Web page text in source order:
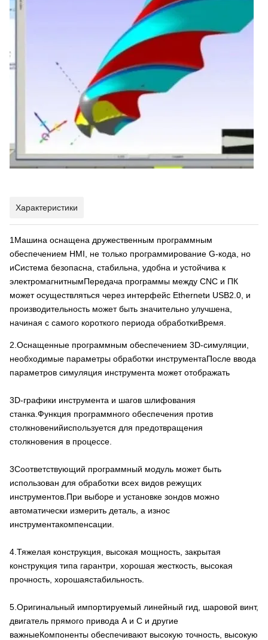
Характеристики
1Машина оснащена дружественным программным
обеспечением HMI, не только программирование G-кода, но
иСистема безопасна, стабильна, удобна и устойчива к
электромагнитнымПередача программы между CNC и ПК
может осуществляться через интерфейс Ethernetи USB2.0, и
производительность может быть значительно улучшена,
начиная с самого короткого периода обработкиВремя.
2.Оснащенные программным обеспечением 3D-симуляции,
необходимые параметры обработки инструментаПосле ввода
параметров симуляция инструмента может отображать
3D-графики инструмента и шагов шлифования
станка.Функция программного обеспечения против
столкновенийиспользуется для предотвращения
столкновения в процессе.
3Соответствующий программный модуль может быть
использован для обработки всех видов режущих
инструментов. При выборе и установке зондов можно
автоматически измерить деталь, а износ
инструментакомпенсации.
4.Тяжелая конструкция, высокая мощность, закрытая
конструкция типа гарантри, хорошая жесткость, высокая
прочность, хорошаястабильность.
5.Оригинальный импортируемый линейный гид, шаровой винт,
двигатель прямого привода А и C и другие
важныеКомпоненты обеспечивают высокую точность, высокую